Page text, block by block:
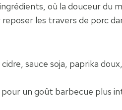
où la douceur du
les travers de porc
sauce soja, paprika
un goût barbecue plus